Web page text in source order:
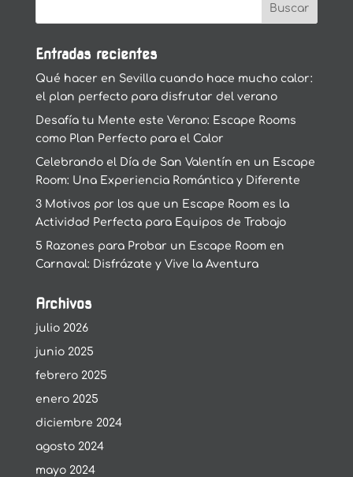
Entradas recientes
Qué hacer en Sevilla cuando hace mucho calor:
el plan perfecto para disfrutar del verano
Desafía tu Mente este Verano: Escape Rooms
como Plan Perfecto para el Calor
Celebrando el Día de San Valentín en un Escape
Room: Una Experiencia Romántica y Diferente
3 Motivos por los que un Escape Room es la
Actividad Perfecta para Equipos de Trabajo
5 Razones para Probar un Escape Room en
Carnaval: Disfrázate y Vive la Aventura
Archivos
julio 2026
junio 2025
febrero 2025
enero 2025
diciembre 2024
agosto 2024
mayo 2024